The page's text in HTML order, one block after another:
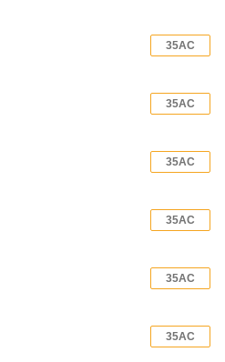
35AC
35AC
35AC
35AC
35AC
35AC